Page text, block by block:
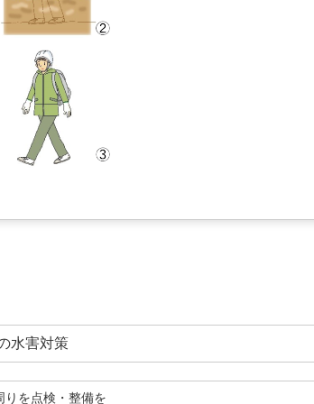
の水害対策
周りを点検・整備を